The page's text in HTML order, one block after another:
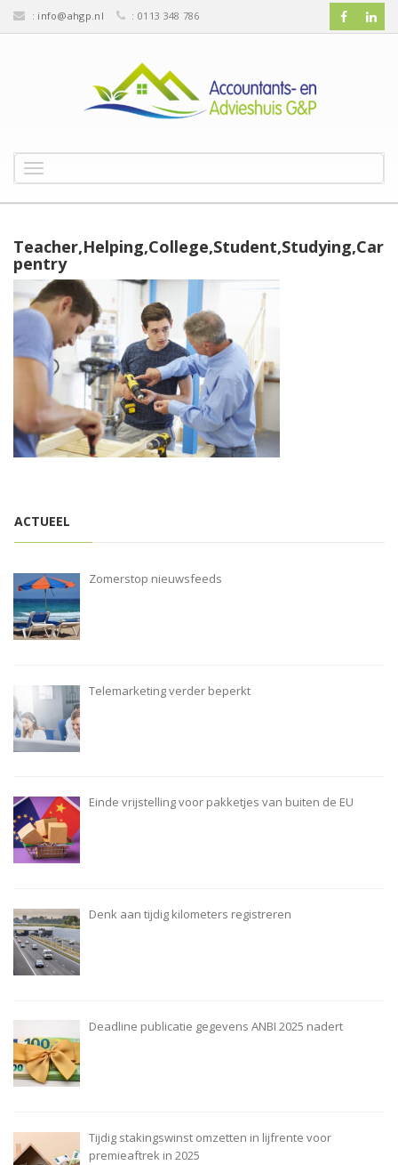
: info@ahgp.nl : 0113 348 786
o
g
n
a
v
i
g
a
t
i
o
n
Teacher,Helping,College,Student,Studying,Car
pentry
ACTUEEL
Zomerstop nieuwsfeeds
Telemarketing verder beperkt
Einde vrijstelling voor pakketjes van buiten de EU
Denk aan tijdig kilometers registreren
Deadline publicatie gegevens ANBI 2025 nadert
Tijdig stakingswinst omzetten in lijfrente voor
premieaftrek in 2025